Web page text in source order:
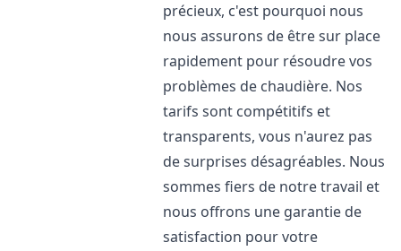
précieux, c'est pourquoi nous
nous assurons de être sur place
rapidement pour résoudre vos
problèmes de chaudière. Nos
tarifs sont compétitifs et
transparents, vous n'aurez pas
de surprises désagréables. Nous
sommes fiers de notre travail et
nous offrons une garantie de
satisfaction pour votre